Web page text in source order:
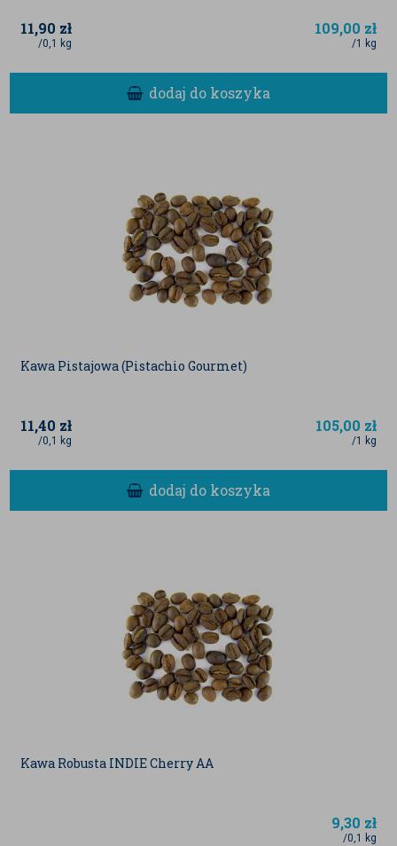
11,90 zł
/0,1 kg
109,00 zł
/1 kg
dodaj do koszyka
Kawa Pistajowa (Pistachio Gourmet)
11,40 zł
/0,1 kg
105,00 zł
/1 kg
dodaj do koszyka
Kawa Robusta INDIE Cherry AA
9,30 zł
/0,1 kg